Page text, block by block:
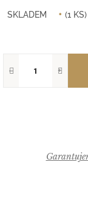
cena:
SKLADEM (1 KS)
+
−